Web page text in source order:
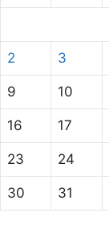
2 3
9 10
16 17
23 24
30 31